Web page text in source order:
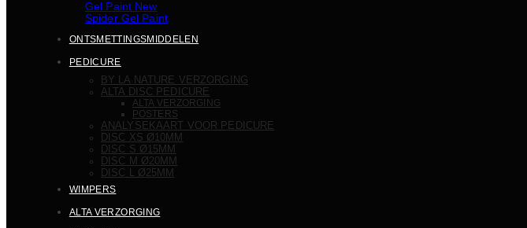
Gel Paint
Spider Gel Paint
ONTSMETTINGSMIDDELEN
PEDICURE
BY LA NATURE VERZORGING
ALTA DISC PEDICURE
ALTA VERZORGING
POSTERS
ANALYSEKAART VOOR PEDICURE
DISC XS Ø10MM
DISC S Ø15MM
DISC M Ø20MM
DISC L Ø25MM
WIMPERS
ALTA VERZORGING